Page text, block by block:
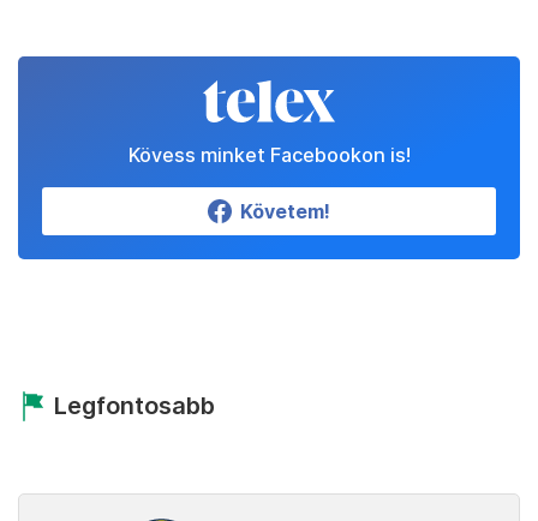
Kövess minket Facebookon is!
Követem!
Legfontosabb